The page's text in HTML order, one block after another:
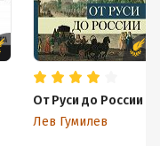
От Руси до России
Лев Гумилев